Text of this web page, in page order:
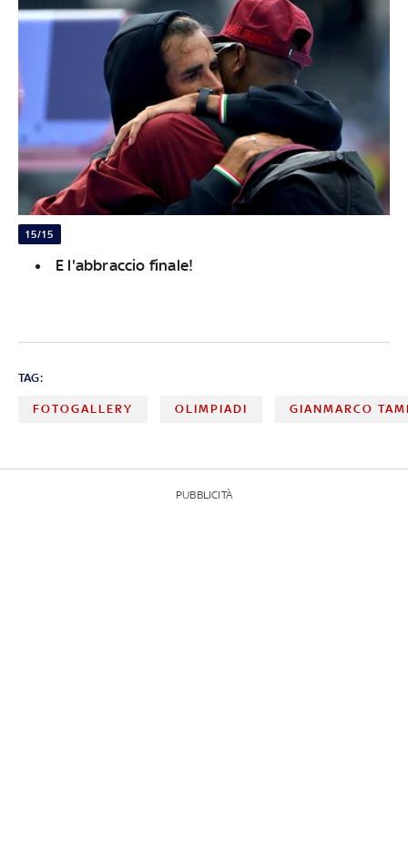
15/15
E l'abbraccio finale!
TAG:
FOTOGALLERY OLIMPIADI GIANMARCO
PUBBLICITÀ